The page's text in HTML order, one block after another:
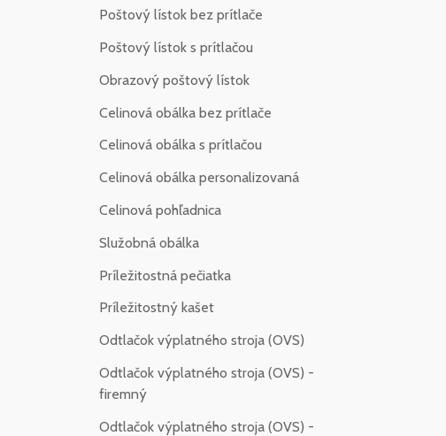
Poštový lístok bez prítlače
Poštový lístok s prítlačou
Obrazový poštový lístok
Celinová obálka bez prítlače
Celinová obálka s prítlačou
Celinová obálka personalizovaná
Celinová pohľadnica
Služobná obálka
Príležitostná pečiatka
Príležitostný kašet
Odtlačok výplatného stroja (OVS)
Odtlačok výplatného stroja (OVS) -
firemný
Odtlačok výplatného stroja (OVS) -